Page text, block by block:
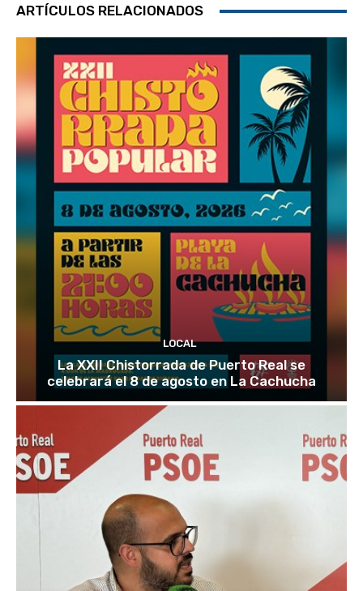
ARTÍCULOS RELACIONADOS
LOCAL
La XXII Chistorrada de Puerto Real se
celebrará el 8 de agosto en La Cachucha